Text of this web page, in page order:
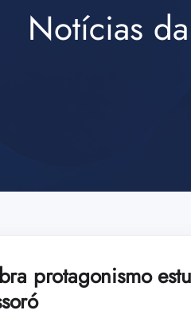
Notícias
protagonismo